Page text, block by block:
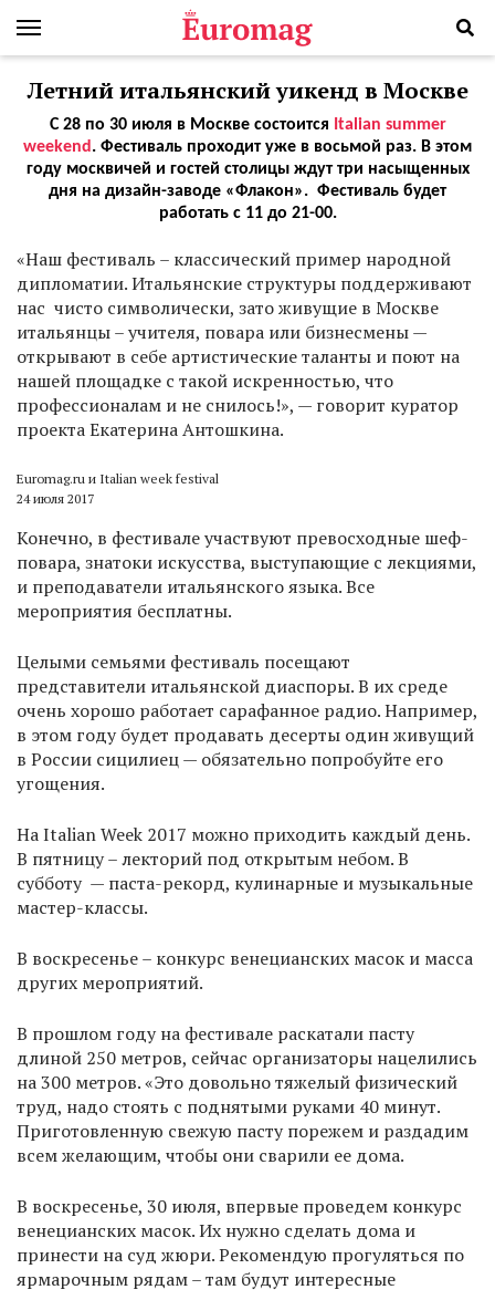
Летний итальянский уикенд в Москве
С 28 по 30 июля в Москве состоится Italian summer
weekend . Фестиваль проходит уже в восьмой раз. В этом
году москвичей и гостей столицы ждут три насыщенных
дня на дизайн-заводе «Флакон». Фестиваль будет
работать с 11 до 21-00.
«Наш фестиваль – классический пример народной
дипломатии. Итальянские структуры поддерживают
нас чисто символически, зато живущие в Москве
итальянцы – учителя, повара или бизнесмены —
открывают в себе артистические таланты и поют на
нашей площадке с такой искренностью, что
профессионалам и не снилось!», — говорит куратор
проекта Екатерина Антошкина.
Euromag.ru и Italian week festival
24 июля 2017
Конечно, в фестивале участвуют превосходные шеф-
повара, знатоки искусства, выступающие с лекциями,
и преподаватели итальянского языка. Все
мероприятия бесплатны.
Целыми семьями фестиваль посещают
представители итальянской диаспоры. В их среде
очень хорошо работает сарафанное радио. Например,
в этом году будет продавать десерты один живущий
в России сицилиец — обязательно попробуйте его
угощения.
На Italian Week 2017 можно приходить каждый день.
В пятницу – лекторий под открытым небом. В
субботу — паста-рекорд, кулинарные и музыкальные
мастер-классы.
В воскресенье – конкурс венецианских масок и масса
других мероприятий.
В прошлом году на фестивале раскатали пасту
длиной 250 метров, сейчас организаторы нацелились
на 300 метров. «Это довольно тяжелый физический
труд, надо стоять с поднятыми руками 40 минут.
Приготовленную свежую пасту порежем и раздадим
всем желающим, чтобы они сварили ее дома.
В воскресенье, 30 июля, впервые проведем конкурс
венецианских масок. Их нужно сделать дома и
принести на суд жюри. Рекомендую прогуляться по
ярмарочным рядам – там будут интересные